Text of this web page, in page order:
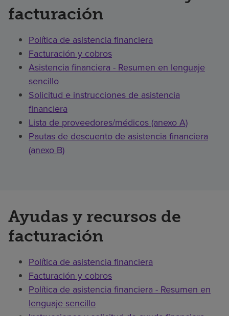
facturación
Política de asistencia financiera
Facturación y cobros
Asistencia financiera - Resumen en lenguaje
sencillo
Solicitud e instrucciones de asistencia
financiera
Lista de proveedores/médicos (anexo A)
Pautas de descuento de asistencia financiera
(anexo B)
Ayudas y recursos de
facturación
Política de asistencia financiera
Facturación y cobros
Política de asistencia financiera - Resumen en
lenguaje sencillo